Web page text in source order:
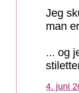
Jeg
man
... og
4. juni